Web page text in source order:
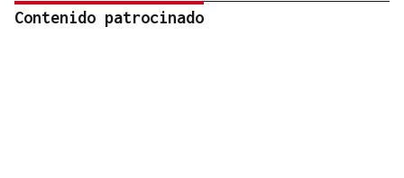
Contenido patrocinado